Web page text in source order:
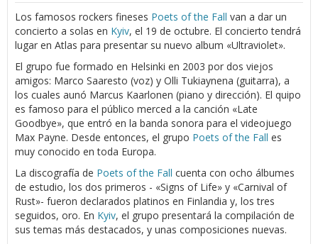
Los famosos rockers fineses Poets of the Fall van a dar un
concierto a solas en Kyiv, el 19 de octubre. El concierto tendrá
lugar en Atlas para presentar su nuevo album «Ultraviolet».
El grupo fue formado en Helsinki en 2003 por dos viejos
amigos: Marco Saaresto (voz) y Olli Tukiaynena (guitarra), a
los cuales aunó Marcus Kaarlonen (piano y dirección). El quipo
es famoso para el público merced a la canción «Late
Goodbye», que entró en la banda sonora para el videojuego
Max Payne. Desde entonces, el grupo Poets of the Fall es
muy conocido en toda Europa.
La discografía de Poets of the Fall cuenta con ocho álbumes
de estudio, los dos primeros - «Signs of Life» y «Carnival of
Rust»- fueron declarados platinos en Finlandia y, los tres
seguidos, oro. En Kyiv, el grupo presentará la compilación de
sus temas más destacados, y unas composiciones nuevas.